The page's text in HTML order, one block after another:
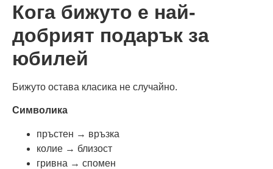
Кога бижуто е най-
добрият подарък за
юбилей
Бижуто остава класика не случайно.
Символика
пръстен → връзка
колие → близост
гривна → спомен